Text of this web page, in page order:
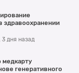
здравоохранении
3 дня назад
медкарту
генеративного